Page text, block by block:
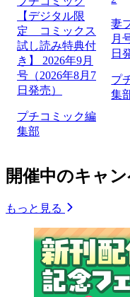
【デジタル限
定 コミックス
試し読み特典付
き】 2026年9月
号（2026年8月7
日発売）
プチコミック編
集部
妻
月
日
プ
集
開催中のキャ
もっと見る